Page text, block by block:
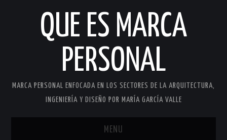
QUE ES MARCA
PERSONAL
MARCA PERSONAL ENFOCADA EN LOS SECTORES DE LA ARQUITECTURA,
INGENIERÍA Y DISEÑO POR MARÍA GARCÍA VALLE
MENU